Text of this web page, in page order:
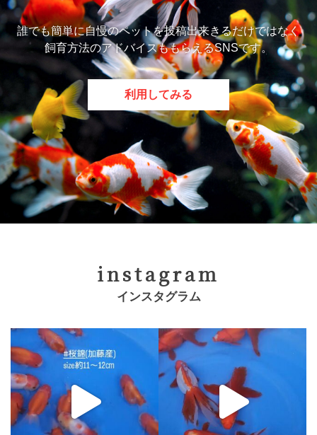
誰でも簡単に自慢のペットを投稿出来きるだけではなく
飼育方法のアドバイスももらえるSNSです。
利用してみる
instagram
インスタグラム